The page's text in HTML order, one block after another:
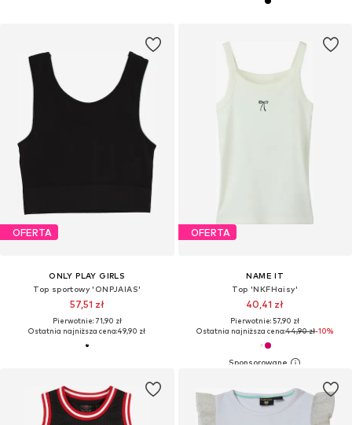
OFERTA
ONLY PLAY GIRLS
Top sportowy 'ONPJAIAS'
57,51 zł
Pierwotnie: 71,90 zł
Ostatnia najniższa cena:49,90 zł
OFERTA
NAME IT
Top 'NKFHaisy'
40,41 zł
Pierwotnie: 57,90 zł
Ostatnia najniższa cena:44,90 zł-10%